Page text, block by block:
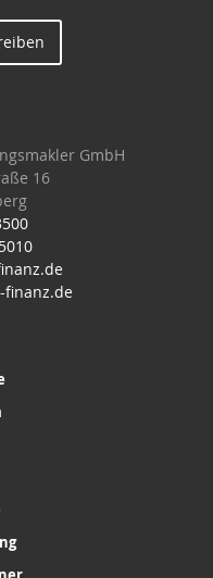
GmbH
16